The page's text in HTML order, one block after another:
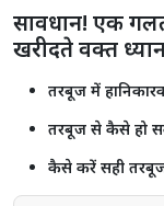
सावधान! एक
खरीदते वक्त
तरबूज में
तरबूज से कैसे हो
कैसे करें सही